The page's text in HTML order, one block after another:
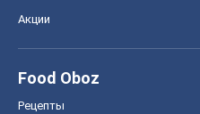
Акции
Food Oboz
Рецепты